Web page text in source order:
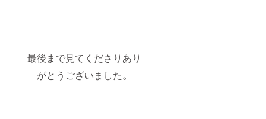
最後まで見てくださりあり
がとうございました。